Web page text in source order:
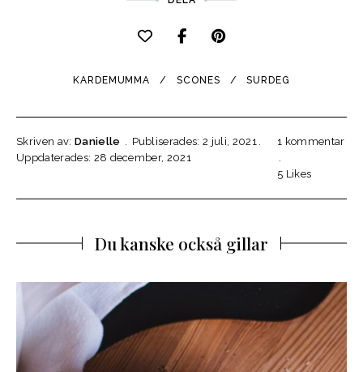
KARDEMUMMA SCONES SURDEG
Skriven av: Danielle
Publiserades: 2 juli, 2021
Uppdaterades: 28 december, 2021
1 kommentar
5 Likes
Du kanske också gillar